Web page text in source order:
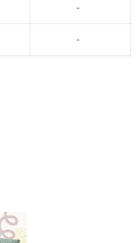
-
-